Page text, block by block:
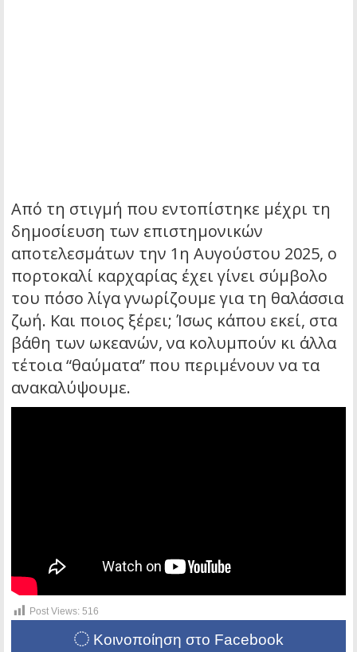
Από τη στιγμή που εντοπίστηκε μέχρι τη
δημοσίευση των επιστημονικών
αποτελεσμάτων την 1η Αυγούστου 2025, ο
πορτοκαλί καρχαρίας έχει γίνει σύμβολο
του πόσο λίγα γνωρίζουμε για τη θαλάσσια
ζωή. Και ποιος ξέρει; Ίσως κάπου εκεί, στα
βάθη των ωκεανών, να κολυμπούν κι άλλα
τέτοια “θαύματα” που περιμένουν να τα
ανακαλύψουμε.
Post Views: 516
Κοινοποίηση στο Facebook